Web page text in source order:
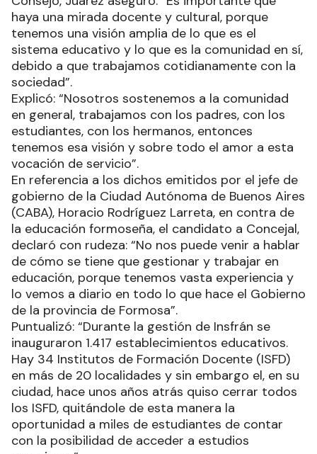
haya una mirada docente y cultural, porque
tenemos una visión amplia de lo que es el
sistema educativo y lo que es la comunidad en sí,
debido a que trabajamos cotidianamente con la
sociedad”.
Explicó: “Nosotros sostenemos a la comunidad
en general, trabajamos con los padres, con los
estudiantes, con los hermanos, entonces
tenemos esa visión y sobre todo el amor a esta
vocación de servicio”.
En referencia a los dichos emitidos por el jefe de
gobierno de la Ciudad Autónoma de Buenos Aires
(CABA), Horacio Rodríguez Larreta, en contra de
la educación formoseña, el candidato a Concejal,
declaró con rudeza: “No nos puede venir a hablar
de cómo se tiene que gestionar y trabajar en
educación, porque tenemos vasta experiencia y
lo vemos a diario en todo lo que hace el Gobierno
de la provincia de Formosa”.
Puntualizó: “Durante la gestión de Insfrán se
inauguraron 1.417 establecimientos educativos.
Hay 34 Institutos de Formación Docente (ISFD)
en más de 20 localidades y sin embargo el, en su
ciudad, hace unos años atrás quiso cerrar todos
los ISFD, quitándole de esta manera la
oportunidad a miles de estudiantes de contar
con la posibilidad de acceder a estudios